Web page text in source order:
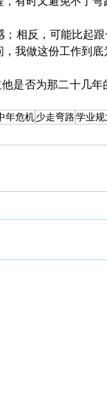
相反，可能比起
我做这份工作到
是否为那二十几年
年危机少走弯路学业规